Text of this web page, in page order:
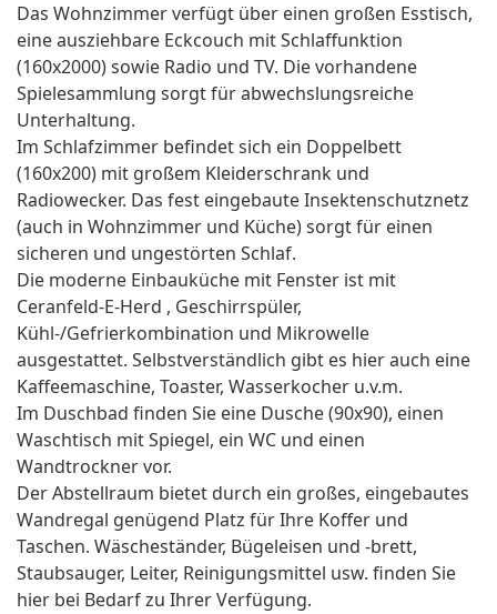
Das Wohnzimmer verfügt über einen großen Esstisch,
eine ausziehbare Eckcouch mit Schlaffunktion
(160x2000) sowie Radio und TV. Die vorhandene
Spielesammlung sorgt für abwechslungsreiche
Unterhaltung.
Im Schlafzimmer befindet sich ein Doppelbett
(160x200) mit großem Kleiderschrank und
Radiowecker. Das fest eingebaute Insektenschutznetz
(auch in Wohnzimmer und Küche) sorgt für einen
sicheren und ungestörten Schlaf.
Die moderne Einbauküche mit Fenster ist mit
Ceranfeld-E-Herd , Geschirrspüler,
Kühl-/Gefrierkombination und Mikrowelle
ausgestattet. Selbstverständlich gibt es hier auch eine
Kaffeemaschine, Toaster, Wasserkocher u.v.m.
Im Duschbad finden Sie eine Dusche (90x90), einen
Waschtisch mit Spiegel, ein WC und einen
Wandtrockner vor.
Der Abstellraum bietet durch ein großes, eingebautes
Wandregal genügend Platz für Ihre Koffer und
Taschen. Wäscheständer, Bügeleisen und -brett,
Staubsauger, Leiter, Reinigungsmittel usw. finden Sie
hier bei Bedarf zu Ihrer Verfügung.